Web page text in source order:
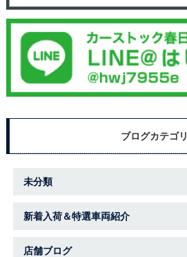
ブログカテゴリ
未分類
新着入荷＆特選車両紹介
店舗ブログ